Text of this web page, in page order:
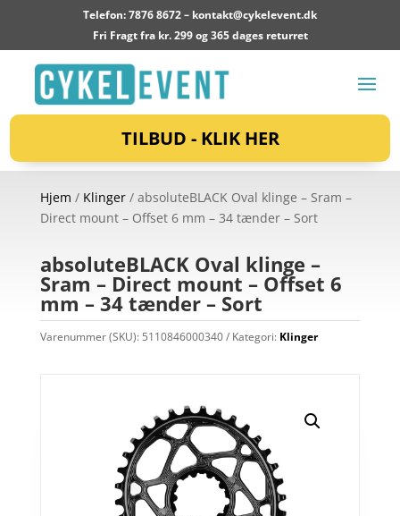
Telefon: 7876 8672 – kontakt@cykelevent.dk
Fri Fragt fra kr. 299 og 365 dages returret
TILBUD - KLIK HER
Hjem / Klinger/ absoluteBLACK Oval klinge – Sram –
Direct mount – Offset 6 mm – 34 tænder – Sort
absoluteBLACK Oval klinge –
Sram – Direct mount – Offset 6
mm – 34 tænder – Sort
Varenummer (SKU): 5110846000340 Kategori: Klinger